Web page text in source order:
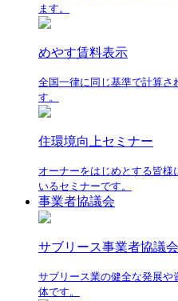
ます。
めやす賃料表示
全国一律に同じ基準で計算
す。
住環境向上セミナー
オーナーをはじめとする皆
いるセミナーです。
事業者協議会
サブリース事業者協議会
サブリース業の健全な発展や
体です。